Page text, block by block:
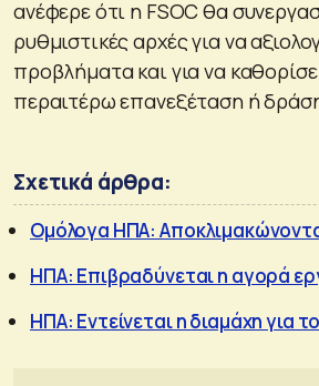
ανέφερε ότι η FSOC θα
ρυθμιστικές αρχές για να
προβλήματα και για να
περαιτέρω επανεξέταση ή
Σχετικά άρθρα:
Ομόλογα ΗΠΑ:
ΗΠΑ: Επιβραδύνεται η αγορά
ΗΠΑ: Εντείνεται η διαμάχη για